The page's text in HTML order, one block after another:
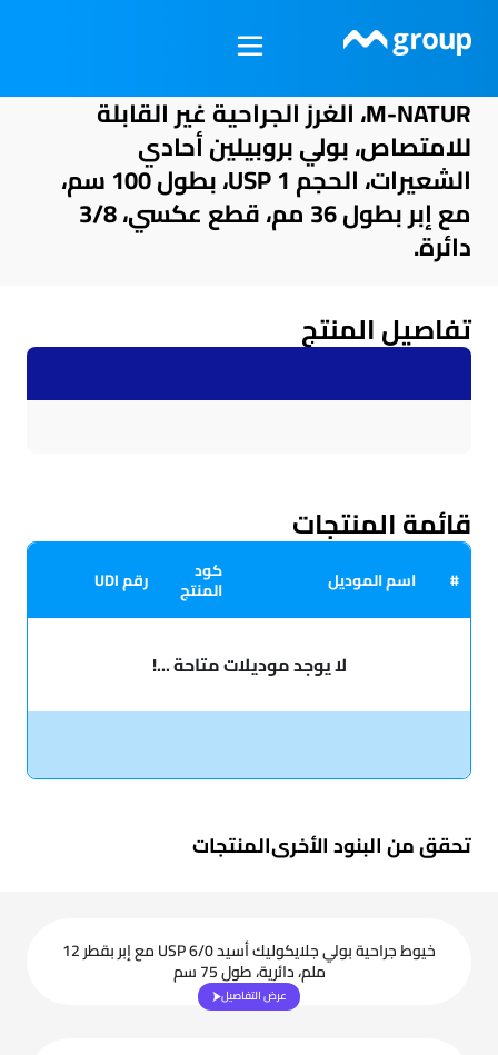
المحتوى
M-NATUR، الغرز الجراحية غير القابلة
للامتصاص، بولي بروبيلين أحادي
الشعيرات، الحجم USP 1، بطول 100 سم،
مع إبر بطول 36 مم، قطع عكسي، 3/8
دائرة.
تفاصيل المنتج
قائمة المنتجات
# اسم الموديل كود
المنتج رقم UDI
لا يوجد موديلات متاحة ...!
تحقق من البنود الأخرىالمنتجات
خيوط جراحية بولي جلايكوليك أسيد USP 6/0 مع إبر بقطر 12
ملم، دائرية، طول 75 سم
عرض التفاصيل